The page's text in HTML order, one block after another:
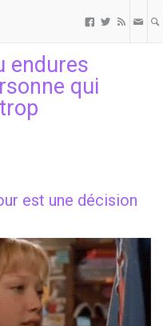
  
endures
qui
est une décision